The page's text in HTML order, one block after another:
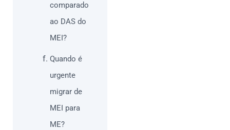
comparado
ao DAS do
MEI?
Quando é
urgente
migrar de
MEI para
ME?